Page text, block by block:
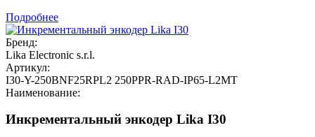
Подробнее
Бренд:
Lika Electronic s.r.l.
Артикул:
I30-Y-250BNF25RPL2 250PPR-RAD-IP65-L2MT
Наименование:
Инкрементальный энкодер Lika I30